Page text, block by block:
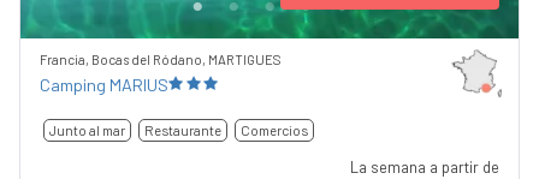
Francia, Bocas del Ródano, MARTIGUES
Camping MARIUS
Junto al mar Restaurante Comercios
La semana a partir de